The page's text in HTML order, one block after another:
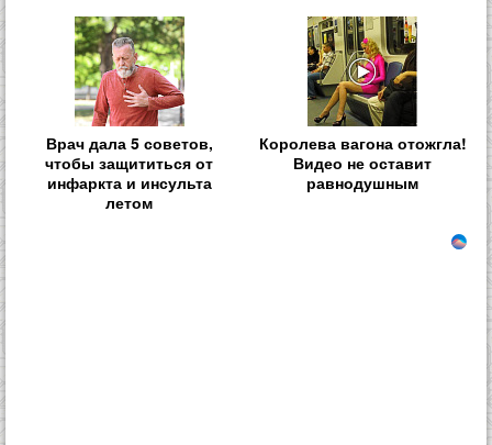
Врач дала 5 советов,
чтобы защититься от
инфаркта и инсульта
летом
Королева вагона отожгла!
Видео не оставит
равнодушным